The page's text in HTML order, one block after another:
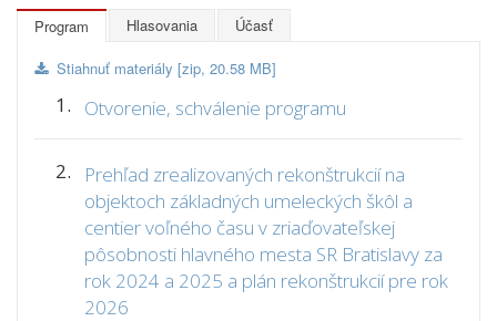
Program Hlasovania Účasť
Stiahnuť materiály [zip, 20.58 MB]
1. Otvorenie, schválenie programu
2.
Prehľad zrealizovaných rekonštrukcií na
objektoch základných umeleckých škôl a
centier voľného času v zriaďovateľskej
pôsobnosti hlavného mesta SR Bratislavy za
rok 2024 a 2025 a plán rekonštrukcií pre rok
2026